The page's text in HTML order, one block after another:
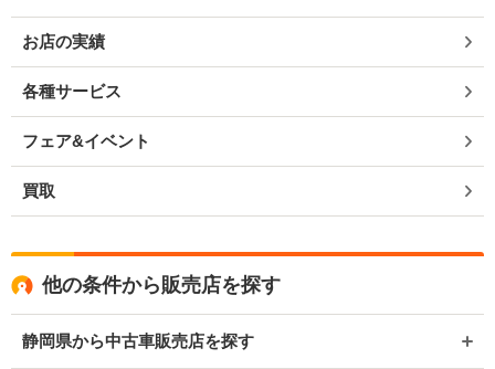
お店の実績
各種サービス
フェア&イベント
買取
他の条件から販売店を探す
静岡県から中古車販売店を探す